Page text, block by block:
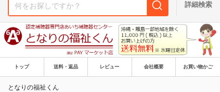
詳細検索
トップ 送料・返品 レビュー 会社概要 お買い物かご
となりの福祉くん
支払い方法
その他の条件
送料無料 タイムセール
Pontaパス特典対象すべて
支払い方法
その他の条件
送料無料 タイムセール
Pontaパス特典対象すべて